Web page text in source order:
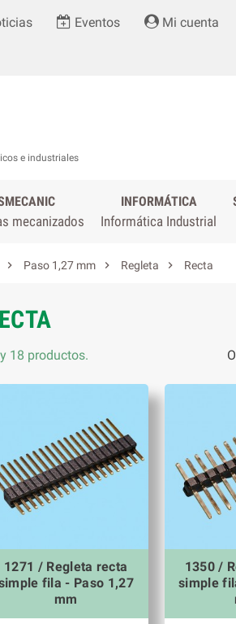
Eventos Mi cuenta
e industriales
mecanizados
INFORMÁTICA
Informática Industrial
 Paso 1,27 mm  Regleta  Recta
18 productos.
1271 / Regleta recta
fila - Paso 1,27
mm
1350 /
simple